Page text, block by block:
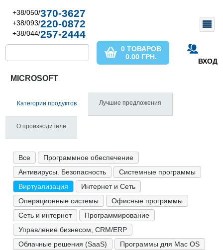
+38/050/370-3627
+38/093/220-0872
+38/044/257-2444
ВХОД
0 ТОВАРОВ
0.00 ГРН.
MICROSOFT
Категории продуктов Лучшие предложения
О производителе
Все
Программное обеспечение
Антивирусы. Безопасность
Системные программы
Виртуализация
Интернет и Сеть
Операционные системы
Офисные программы
Сеть и интернет
Программирование
Управление бизнесом, CRM/ERP
Облачные решения (SaaS)
Программы для Mac OS